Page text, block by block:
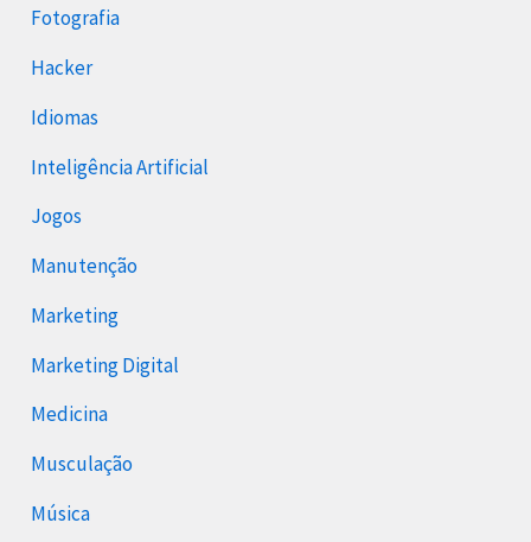
Fotografia
Hacker
Idiomas
Inteligência Artificial
Jogos
Manutenção
Marketing
Marketing Digital
Medicina
Musculação
Música